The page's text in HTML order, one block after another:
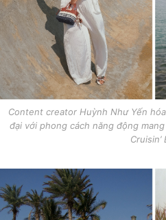
Content creator Huỳnh Như Yến
đại với phong cách năng động
Cruisin’